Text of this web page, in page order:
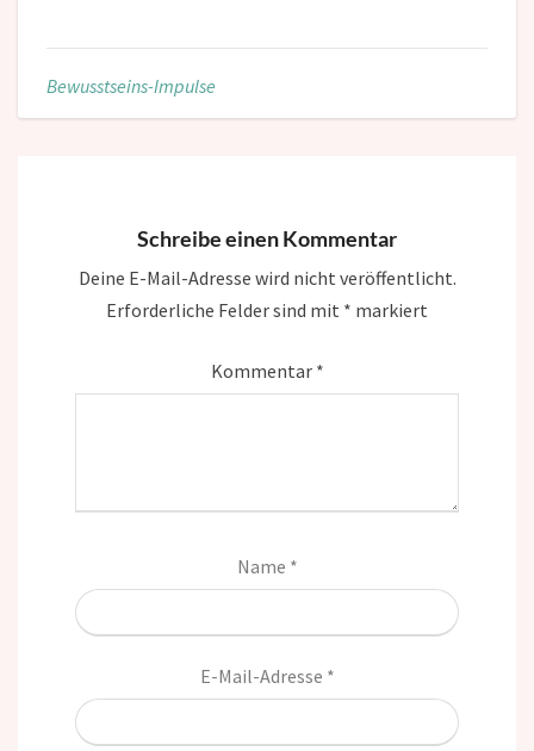
Bewusstseins-Impulse
Schreibe einen Kommentar
Deine E-Mail-Adresse wird nicht veröffentlicht.
Erforderliche Felder sind mit * markiert
Kommentar *
Name *
E-Mail-Adresse *